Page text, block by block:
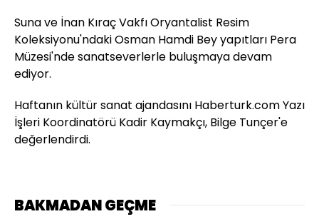
Suna ve İnan Kıraç Vakfı Oryantalist Resim
Koleksiyonu'ndaki Osman Hamdi Bey yapıtları Pera
Müzesi'nde sanatseverlerle buluşmaya devam
ediyor.
Haftanın kültür sanat ajandasını Haberturk.com Yazı
İşleri Koordinatörü Kadir Kaymakçı, Bilge Tunçer'e
değerlendirdi.
BAKMADAN GEÇME